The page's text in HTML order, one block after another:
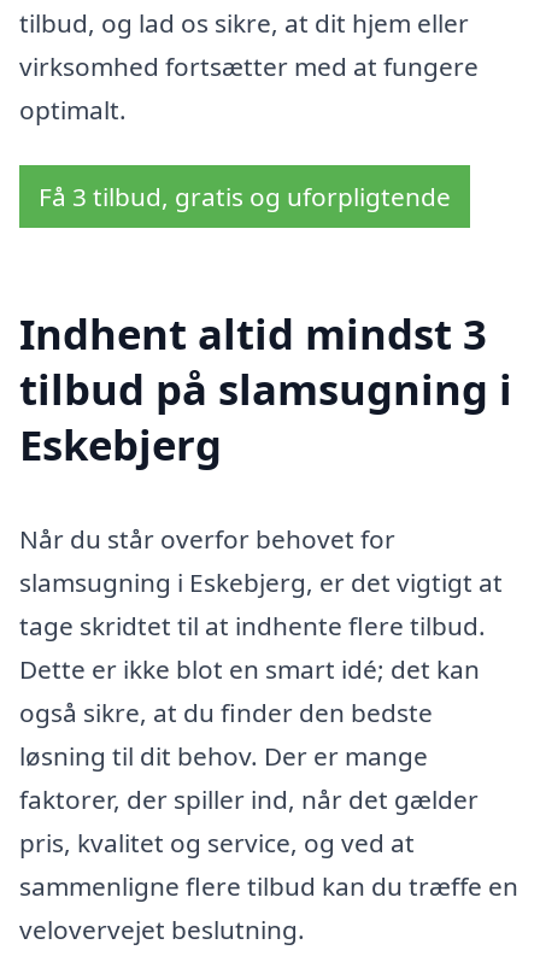
tilbud, og lad os sikre, at dit hjem eller
virksomhed fortsætter med at fungere
optimalt.
Få 3 tilbud, gratis og uforpligtende
Indhent altid mindst 3
tilbud på slamsugning i
Eskebjerg
Når du står overfor behovet for
slamsugning i Eskebjerg, er det vigtigt at
tage skridtet til at indhente flere tilbud.
Dette er ikke blot en smart idé; det kan
også sikre, at du finder den bedste
løsning til dit behov. Der er mange
faktorer, der spiller ind, når det gælder
pris, kvalitet og service, og ved at
sammenligne flere tilbud kan du træffe en
velovervejet beslutning.